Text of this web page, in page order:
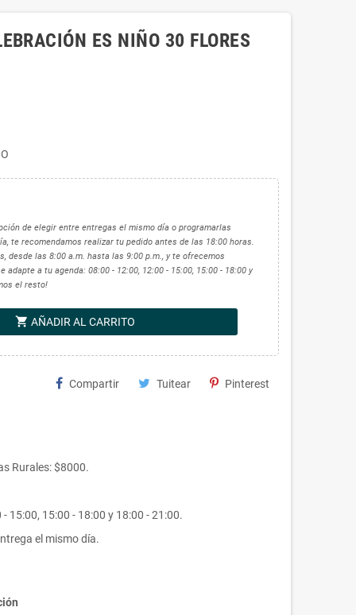
ES NIÑO 30 FLORES
de elegir entre entregas el mismo día o programarlas
te recomendamos realizar tu pedido antes de las 18:00 horas.
las 8:00 a.m. hasta las 9:00 p.m., y te ofrecemos
a tu agenda: 08:00 - 12:00, 12:00 - 15:00, 15:00 - 18:00 y
el resto!
shopping_cart AÑADIR AL CARRITO
Compartir Tuitear Pinterest
Rurales: $8000.
15:00, 15:00 - 18:00 y 18:00 - 21:00.
el mismo día.